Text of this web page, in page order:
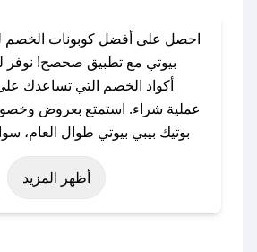
احصل على أفضل كوبونات الخصم
بيوتي مع تطبيق صحصح!
أكواد الخصم التي تساعدك
عملية شراء. استمتع بعروض
بوتيك بيبي بيوتي طوال العام،
مثل عيد الفطر، عيد الأضحى،
نوفمبر)، رمضان، اليوم الوطني،
حتى
أظهر المزيد